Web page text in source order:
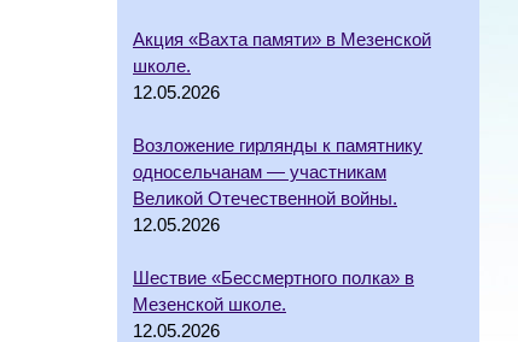
Акция «Вахта памяти» в Мезенской
школе.
12.05.2026
Возложение гирлянды к памятнику
односельчанам — участникам
Великой Отечественной войны.
12.05.2026
Шествие «Бессмертного полка» в
Мезенской школе.
12.05.2026